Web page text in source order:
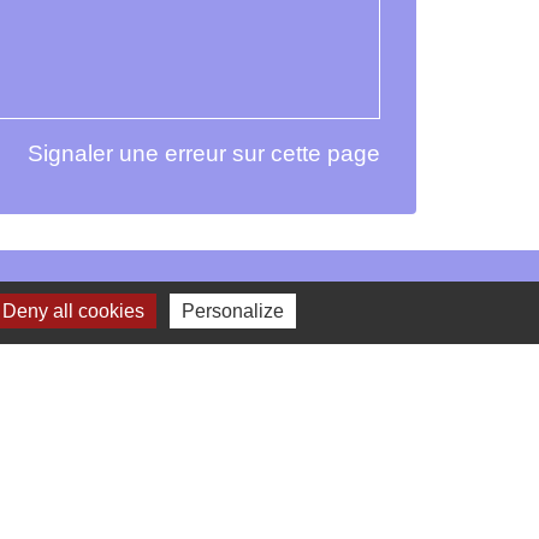
Signaler une erreur sur cette page
Deny all cookies Personalize